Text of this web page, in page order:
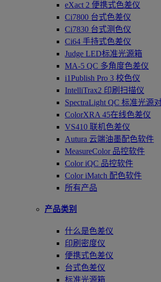
eXact 2 便携式色差仪
Ci7800 台式色差仪
Ci7830 台式测色仪
Ci64 手持式色差仪
Judge LED标准光源箱
MA-5 QC 多角度色差仪
i1Publish Pro 3 校色仪
IntelliTrax2 印刷扫描仪
SpectraLight QC 标准光源
ColorXRA 45在线色差仪
VS410 联机色差仪
Autura 云端油墨配色软件
MeasureColor 品控软件
Color iQC 品控软件
Color iMatch 配色软件
所有产品
产品类别
什么是色差仪
印刷密度仪
便携式色差仪
台式色差仪
标准光源箱